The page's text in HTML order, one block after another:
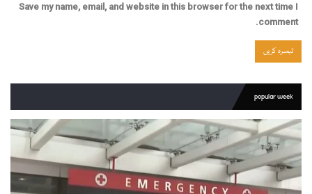
Save my name, email, and website in this browser for the next time I
comment.
popular week